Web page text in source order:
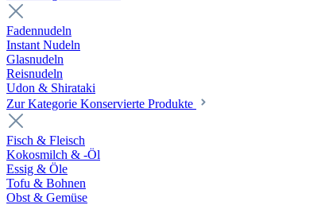
Fadennudeln
Instant Nudeln
Glasnudeln
Reisnudeln
Udon & Shirataki
Zur Kategorie Konservierte Produkte
Fisch & Fleisch
Kokosmilch & -Öl
Essig & Öle
Tofu & Bohnen
Obst & Gemüse